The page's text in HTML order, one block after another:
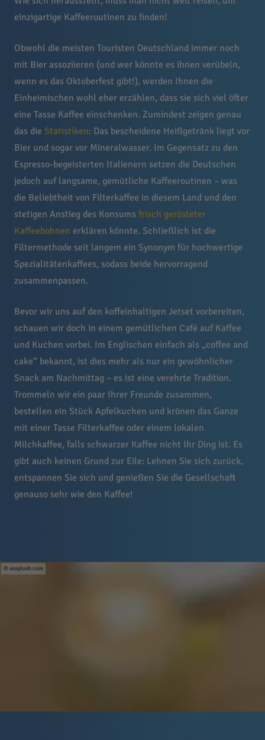
einzigartige Kaffeeroutinen zu finden!
Obwohl die meisten Touristen Deutschland immer noch
mit Bier assoziieren (und wer könnte es ihnen verübeln,
wenn es das Oktoberfest gibt!), werden Ihnen die
Einheimischen wohl eher erzählen, dass sie sich viel öfter
eine Tasse Kaffee einschenken. Zumindest zeigen genau
das die Statistiken: Das bescheidene Heißgetränk liegt vor
Bier und sogar vor Mineralwasser. Im Gegensatz zu den
Espresso-begeisterten Italienern setzen die Deutschen
jedoch auf langsame, gemütliche Kaffeeroutinen – was
die Beliebtheit von Filterkaffee in diesem Land und den
stetigen Anstieg des Konsums frisch gerösteter
Kaffeebohnen erklären könnte. Schließlich ist die
Filtermethode seit langem ein Synonym für hochwertige
Spezialitätenkaffees, sodass beide hervorragend
zusammenpassen.
Bevor wir uns auf den koffeinhaltigen Jetset vorbereiten,
schauen wir doch in einem gemütlichen Café auf Kaffee
und Kuchen vorbei. Im Englischen einfach als „coffee and
cake“ bekannt, ist dies mehr als nur ein gewöhnlicher
Snack am Nachmittag – es ist eine verehrte Tradition.
Trommeln wir ein paar Ihrer Freunde zusammen,
bestellen ein Stück Apfelkuchen und krönen das Ganze
mit einer Tasse Filterkaffee oder einem lokalen
Milchkaffee, falls schwarzer Kaffee nicht Ihr Ding ist. Es
gibt auch keinen Grund zur Eile: Lehnen Sie sich zurück,
entspannen Sie sich und genießen Sie die Gesellschaft
genauso sehr wie den Kaffee!
unsplash.com